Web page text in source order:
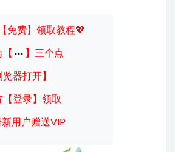
免费】领取教程💖
】三个点
器打开】
方【登录】领取
用户赠送VIP